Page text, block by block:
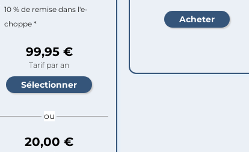
10 % de remise dans l'e-
choppe *
99,95 €
Tarif par an
ou
20,00 €